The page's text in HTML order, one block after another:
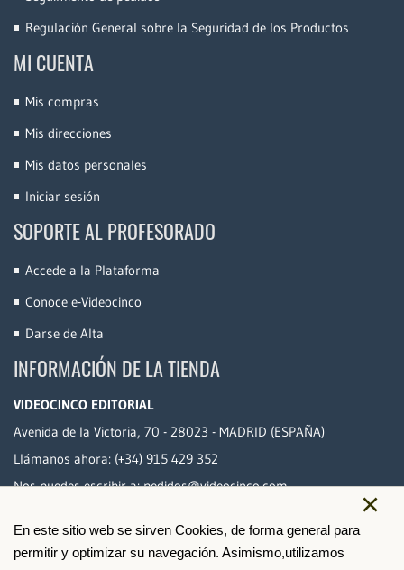
×
En este sitio web se sirven Cookies, de forma general para
permitir y optimizar su navegación. Asimismo,utilizamos
Regulación General sobre la Seguridad de los Productos
MI CUENTA
Mis compras
Mis direcciones
Mis datos personales
Iniciar sesión
SOPORTE AL PROFESORADO
Accede a la Plataforma
Conoce e-Videocinco
Darse de Alta
INFORMACIÓN DE LA TIENDA
VIDEOCINCO EDITORIAL
Avenida de la Victoria, 70 - 28023 - MADRID (ESPAÑA)
Llámanos ahora: (+34) 915 429 352
Nos puedes escribir a:pedidos@videocinco.com
PAGO SEGURO